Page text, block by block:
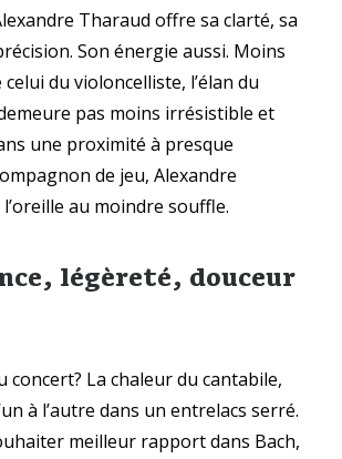
Tharaud offre sa clarté, sa
Son énergie aussi. Moins
du violoncelliste, l’élan du
pas moins irrésistible et
une proximité à presque
de jeu, Alexandre
au moindre souffle.
légèreté, douceur
concert? La chaleur du cantabile,
à l’autre dans un entrelacs serré.
meilleur rapport dans Bach,